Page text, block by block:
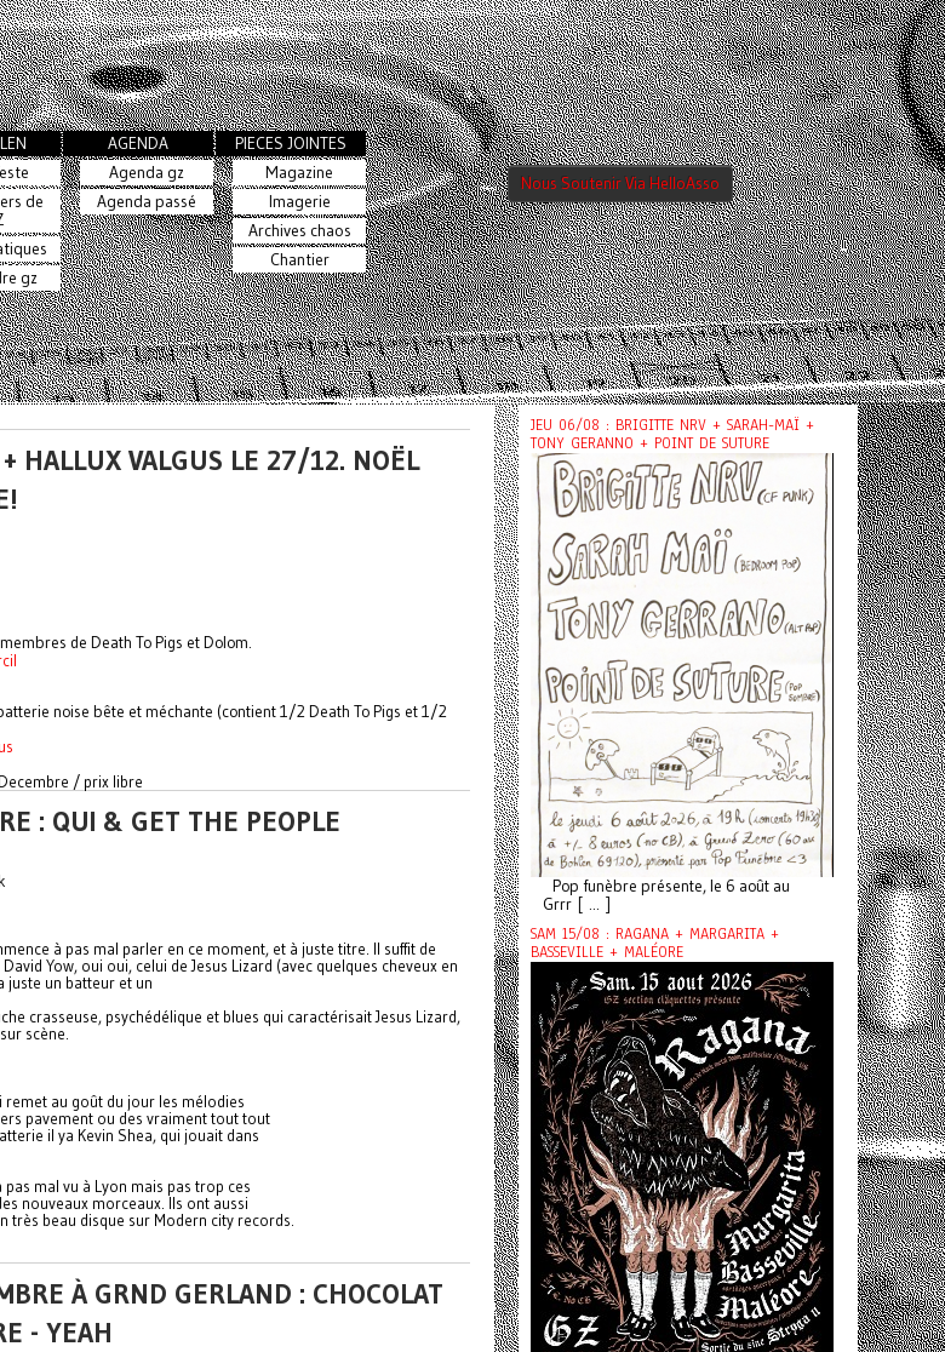
de
gz
AGENDA
Agenda gz
Agenda passé
PIECES JOINTES
Magazine
Imagerie
Archives chaos
Chantier
Nous Soutenir Via HelloAsso
HALLUX VALGUS LE 27/12. NOËL
de Death To Pigs et Dolom.
noise bête et méchante (contient 1/2 Death To Pigs et 1/2
/ prix libre
: QUI & GET THE PEOPLE
à pas mal parler en ce moment, et à juste titre. Il suffit de
Yow, oui oui, celui de Jesus Lizard (avec quelques cheveux en
juste un batteur et un
crasseuse, psychédélique et blues qui caractérisait Jesus Lizard,
scène.
remet au goût du jour les mélodies
pavement ou des vraiment tout tout
il ya Kevin Shea, qui jouait dans
pas mal vu à Lyon mais pas trop ces
nouveaux morceaux. Ils ont aussi
très beau disque sur Modern city records.
À GRND GERLAND : CHOCOLAT
- YEAH
JEU 06/08 : BRIGITTE NRV + SARAH-MAÏ +
TONY GERANNO + POINT DE SUTURE
Pop funèbre présente, le 6 août au
Grrr [ ... ]
SAM 15/08 : RAGANA + MARGARITA +
BASSEVILLE + MALÉORE